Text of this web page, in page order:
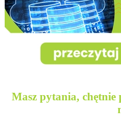
Masz pytania, chętnie